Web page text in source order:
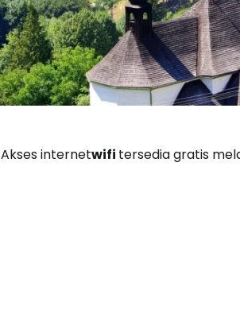
Akses internetwifi tersedia gratis